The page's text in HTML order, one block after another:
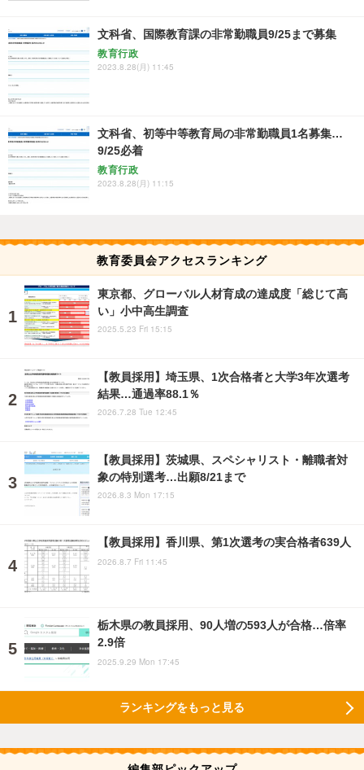
文科省、国際教育課の非常勤職員9/25まで募集
教育行政
2023.8.28(月) 11:45
文科省、初等中等教育局の非常勤職員1名募集…
9/25必着
教育行政
2023.8.28(月) 11:15
教育委員会アクセスランキング
東京都、グローバル人材育成の達成度「総じて高
い」小中高生調査
2025.5.23 Fri 15:15
【教員採用】埼玉県、1次合格者と大学3年次選考
結果…通過率88.1％
2026.7.28 Tue 12:45
【教員採用】茨城県、スペシャリスト・離職者対
象の特別選考…出願8/21まで
2026.8.3 Mon 17:15
【教員採用】香川県、第1次選考の実合格者639人
2026.8.7 Fri 11:45
栃木県の教員採用、90人増の593人が合格…倍率
2.9倍
2025.9.29 Mon 17:45
ランキングをもっと見る